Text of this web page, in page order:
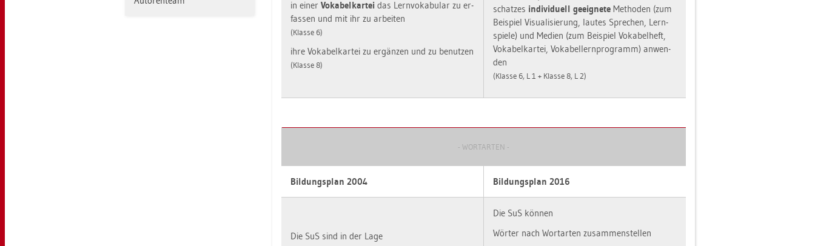
in einer Vo­ka­bel­kar­tei das Lern­vo­ka­bu­lar zu er­
fas­sen und mit ihr zu ar­bei­ten
(Klas­se 6)
ihre Vo­ka­bel­kar­tei zu er­gän­zen und zu be­nut­zen
(Klas­se 8)
schat­zes in­di­vi­du­ell ge­eig­ne­te Me­tho­den (zum
Bei­spiel Vi­sua­li­sie­rung, lau­tes Spre­chen, Lern­
spie­le) und Me­di­en (zum Bei­spiel Vo­ka­bel­heft,
Vo­ka­bel­kar­tei, Vo­ka­bel­lern­pro­gramm) an­wen­
den
(Klas­se 6, L 1 + Klas­se 8, L 2)
- WORT­AR­TEN -
Bil­dungs­plan 2004 Bil­dungs­plan 2016
Die SuS sind in der Lage
Die SuS kön­nen
Wör­ter nach Wort­ar­ten zu­sam­men­stel­len